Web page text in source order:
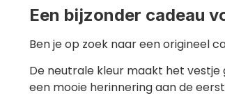
Een bijzonder cadeau
Ben je op zoek naar een origineel
De neutrale kleur maakt het vestje
een mooie herinnering aan de